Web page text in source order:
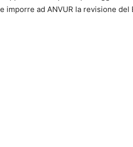
imporre ad ANVUR la revisione